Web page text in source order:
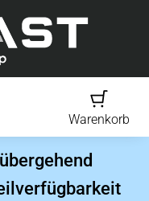
Warenkorb